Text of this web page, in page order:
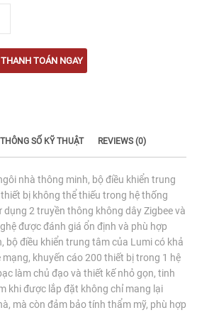
THANH TOÁN NGAY
THÔNG SỐ KỸ THUẬT REVIEWS (0)
nhà thông minh, bộ điều khiển trung
bị không thể thiếu trong hệ thống
dụng 2 truyền thông không dây Zigbee và
được đánh giá ổn định và phù hợp
bộ điều khiển trung tâm của Lumi có khả
khuyến cáo 200 thiết bị trong 1 hệ
làm chủ đạo và thiết kế nhỏ gọn, tinh
khi được lắp đặt không chỉ mang lại
mà còn đảm bảo tính thẩm mỹ, phù hợp